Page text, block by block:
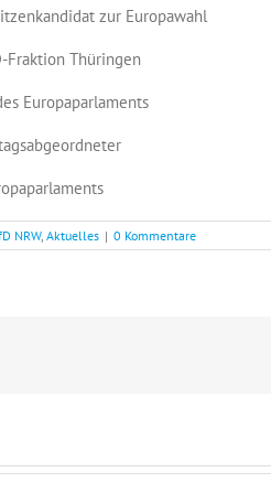
zur Europawahl
Fraktion Thüringen
Europaparlaments
NRW, Aktuelles | 0 Kommentare